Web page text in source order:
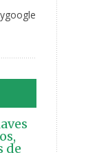
de